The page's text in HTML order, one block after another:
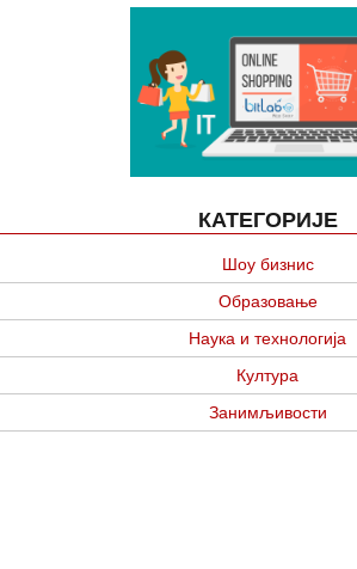
КАТЕГОРИЈЕ
Шоу бизнис
Образовање
Наука и технологија
Култура
Занимљивости